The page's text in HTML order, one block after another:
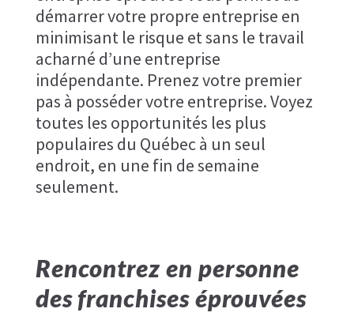
démarrer votre propre entreprise en
minimisant le risque et sans le travail
acharné d’une entreprise
indépendante. Prenez votre premier
pas à posséder votre entreprise. Voyez
toutes les opportunités les plus
populaires du Québec à un seul
endroit, en une fin de semaine
seulement.
Rencontrez en personne
des franchises éprouvées